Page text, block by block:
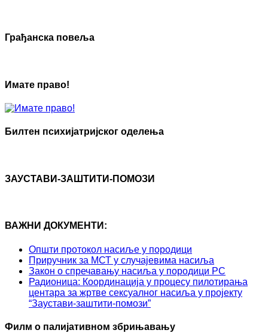
Грађанска повеља
Имате право!
Билтен психијатријског оделења
ЗАУСТАВИ-ЗАШТИТИ-ПОМОЗИ
ВАЖНИ ДОКУМЕНТИ:
Општи протокол насиље у породици
Приручник за МСТ у случајевима насиља
Закон о спречавању насиља у породици РС
Радионица: Координација у процесу пилотирања
центара за жртве сексуалног насиља у пројекту
“Заустави-заштити-помози”
Филм о палијативном збрињавању